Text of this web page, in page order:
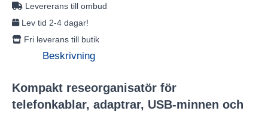
Levererans till ombud
Lev tid 2-4 dagar!
Fri leverans till butik
Beskrivning
Kompakt reseorganisatör för
telefonkablar, adaptrar, USB-minnen och